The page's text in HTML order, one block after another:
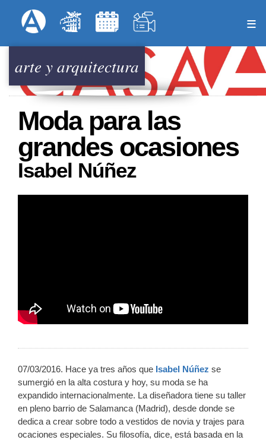
al
principal
Menú Superior
arte y arquitectura
Moda para las
grandes ocasiones
Isabel Núñez
07/03/2016. Hace ya tres años que Isabel Núñez se
sumergió en la alta costura y hoy, su moda se ha
expandido internacionalmente. La diseñadora tiene su taller
en pleno barrio de Salamanca (Madrid), desde donde se
dedica a crear sobre todo a vestidos de novia y trajes para
ocaciones especiales. Su filosofía, dice, está basada en la